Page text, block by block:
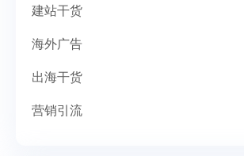
建站干货
海外广告
出海干货
营销引流